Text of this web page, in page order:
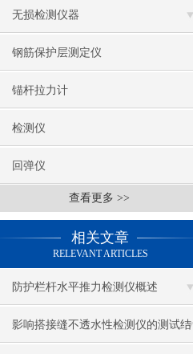
无损检测仪器
钢筋保护层测定仪
锚杆拉力计
检测仪
回弹仪
查看更多 >>
相关文章
RELEVANT ARTICLES
防护栏杆水平推力检测仪概述
影响搭接缝不透水性检测仪的测试结